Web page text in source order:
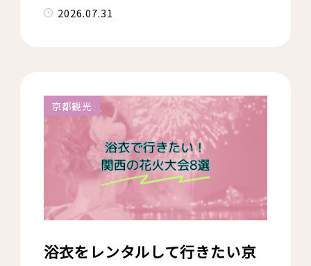
2026.07.31
京都観光
浴衣をレンタルして行きたい京